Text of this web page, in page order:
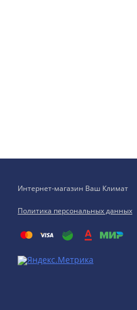
Интернет-магазин Ваш Климат
Политика персональных данных